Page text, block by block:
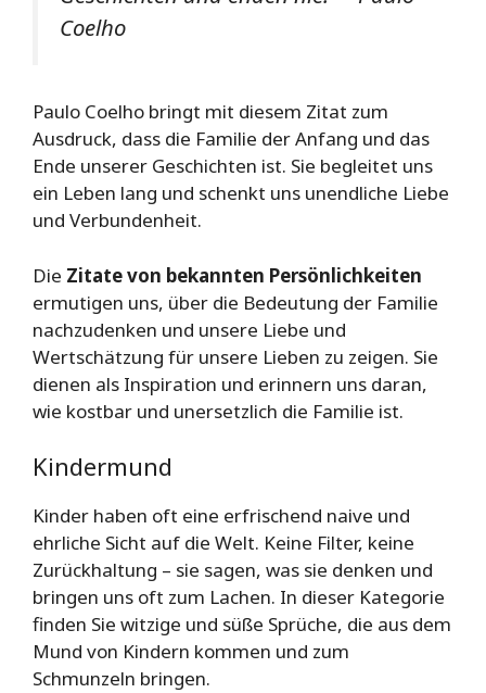
Coelho
Paulo Coelho bringt mit diesem Zitat zum
Ausdruck, dass die Familie der Anfang und das
Ende unserer Geschichten ist. Sie begleitet uns
ein Leben lang und schenkt uns unendliche Liebe
und Verbundenheit.
Die Zitate von bekannten Persönlichkeiten
ermutigen uns, über die Bedeutung der Familie
nachzudenken und unsere Liebe und
Wertschätzung für unsere Lieben zu zeigen. Sie
dienen als Inspiration und erinnern uns daran,
wie kostbar und unersetzlich die Familie ist.
Kindermund
Kinder haben oft eine erfrischend naive und
ehrliche Sicht auf die Welt. Keine Filter, keine
Zurückhaltung – sie sagen, was sie denken und
bringen uns oft zum Lachen. In dieser Kategorie
finden Sie witzige und süße Sprüche, die aus dem
Mund von Kindern kommen und zum
Schmunzeln bringen.